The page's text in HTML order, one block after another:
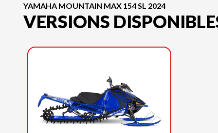
YAMAHA MOUNTAIN MAX 154 SL 2024
VERSIONS